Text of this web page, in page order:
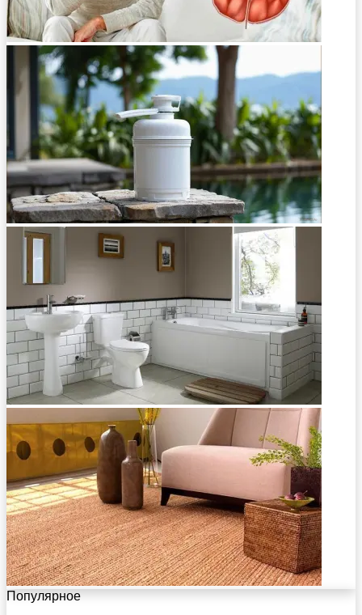
Популярное